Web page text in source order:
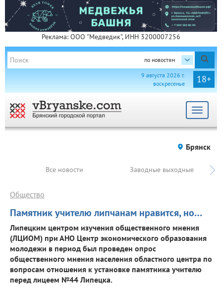
Реклама: ООО "Медведик", ИНН 3200007256
по новостям
18+
9 августа 2026 г.
воскресенье
Toggle
Брянск
Все новости Заводные выходные
Памятник учителю липчанам нравится, но…
Общество
Липецким центром изучения общественного мнения
(ЛЦИОМ) при АНО Центр экономического образования
молодежи в период был проведен опрос
общественного мнения населения областного центра по
вопросам отношения к установке памятника учителю
перед лицеем №44 Липецка.